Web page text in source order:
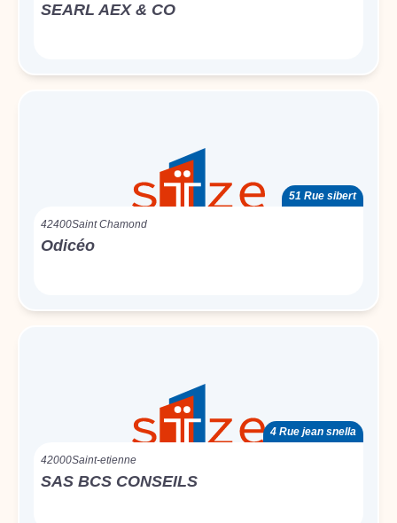
SEARL AEX & CO
51 Rue sibert
42400Saint Chamond
Odicéo
4 Rue jean snella
42000Saint-etienne
SAS BCS CONSEILS